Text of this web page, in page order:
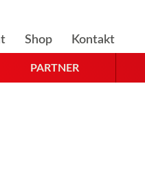
Shop Kontakt
PARTNER